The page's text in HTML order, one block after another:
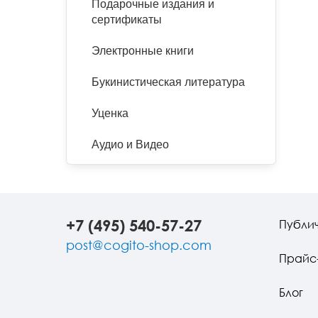
Подарочные издания и
сертификаты
Электронные книги
Букинистическая литература
Уценка
Аудио и Видео
+7 (495) 540-57-27
post@cogito-shop.com
Блог